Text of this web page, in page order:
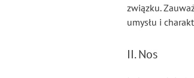
związku.
umysłu i
II. Nos